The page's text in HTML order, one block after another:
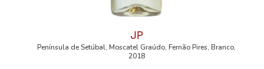
JP
Península de Setúbal, Moscatel Graúdo, Fernão Pires, Branco,
2018